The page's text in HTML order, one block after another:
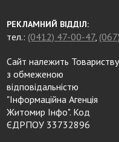
РЕКЛАМНИЙ ВІДДІЛ:
тел.: (0412) 47-00-47,
Сайт належить Товариству
з обмеженою
відповідальністю
"Інформаційна Агенція
Житомир Інфо". Код
ЄДРПОУ 33732896